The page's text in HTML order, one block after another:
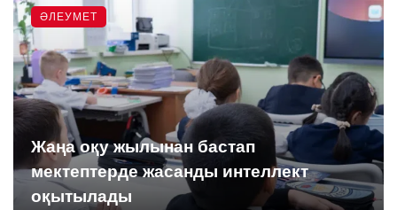
Жаңа оқу жылынан бастап
мектептерде жасанды интеллект
оқытылады
ӘЛЕУМЕТ